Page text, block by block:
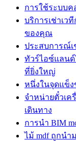
การใช้ระบบค
บริการเช่าเว
ของคุณ
ประสบการณ์เ
ทัวร์ไอซ์แลนด์
ที่ยิ่งใหญ่
หนึ่งในจุดแข็
จำหน่ายตั๋วเ
เดินทาง
การนำ BIM
ไม้ mdf ถูกนำ